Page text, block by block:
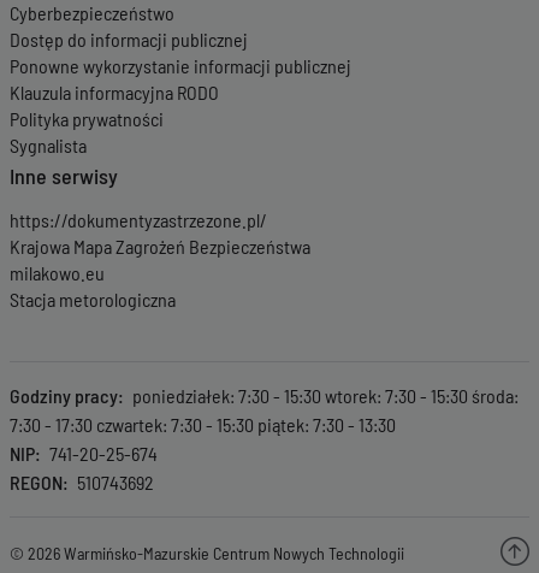
Cyberbezpieczeństwo
Dostęp do informacji publicznej
Ponowne wykorzystanie informacji publicznej
Klauzula informacyjna RODO
Polityka prywatności
Sygnalista
Inne serwisy
https://dokumentyzastrzezone.pl/
Krajowa Mapa Zagrożeń Bezpieczeństwa
milakowo.eu
Stacja metorologiczna
Godziny pracy
poniedziałek: 7:30 - 15:30 wtorek: 7:30 - 15:30 środa:
7:30 - 17:30 czwartek: 7:30 - 15:30 piątek: 7:30 - 13:30
NIP
741-20-25-674
REGON
510743692
© 2026 Warmińsko-Mazurskie Centrum Nowych Technologii